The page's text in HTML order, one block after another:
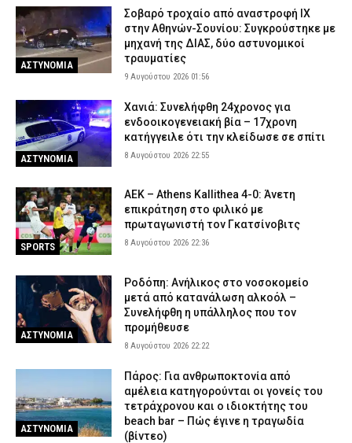
Λυκαβηττός: Σε 57χρονη που αγνοούνταν ανήκει η σορός – Από
πτώση ο θάνατός της
ΑΣΤΥΝΟΜΙΑ 8 Αυγούστου 2026 15:17
ΑΣΤΥΝΟΜΙΑ
Σοβαρό τροχαίο από αναστροφή ΙΧ
στην Αθηνών-Σουνίου: Συγκρούστηκε με
μηχανή της ΔΙΑΣ, δύο αστυνομικοί
τραυματίες
9 Αυγούστου 2026 01:56
ΑΣΤΥΝΟΜΙΑ
Χανιά: Συνελήφθη 24χρονος για
ενδοοικογενειακή βία – 17χρονη
κατήγγειλε ότι την κλείδωσε σε σπίτι
8 Αυγούστου 2026 22:55
SPORTS
ΑΕΚ – Athens Kallithea 4-0: Άνετη
επικράτηση στο φιλικό με
πρωταγωνιστή τον Γκατσίνοβιτς
8 Αυγούστου 2026 22:36
ΑΣΤΥΝΟΜΙΑ
Ροδόπη: Ανήλικος στο νοσοκομείο
μετά από κατανάλωση αλκοόλ –
Συνελήφθη η υπάλληλος που τον
προμήθευσε
8 Αυγούστου 2026 22:22
ΑΣΤΥΝΟΜΙΑ
Πάρος: Για ανθρωποκτονία από
αμέλεια κατηγορούνται οι γονείς του
τετράχρονου και ο ιδιοκτήτης του
beach bar – Πώς έγινε η τραγωδία
(βίντεο)